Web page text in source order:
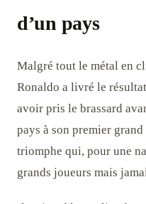
d’un pays
Malgré tout le métal en
Ronaldo a livré le
avoir pris le brassard
pays à son premier
triomphe qui, pour une
grands joueurs mais